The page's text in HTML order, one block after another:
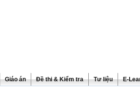
Giáo án Đề thi & Kiểm tra Tư liệu E-